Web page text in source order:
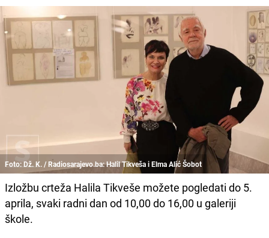
Foto: Dž. K. / Radiosarajevo.ba: Halil Tikveša i Elma Alić Šobot
Izložbu crteža Halila Tikveše možete pogledati do 5.
aprila, svaki radni dan od 10,00 do 16,00 u galeriji
škole.